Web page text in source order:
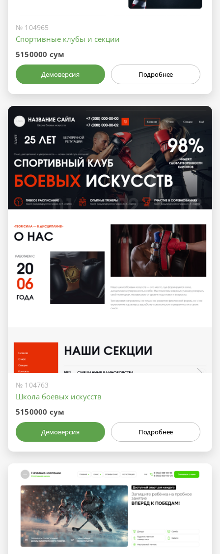
№ 104965
Спортивные клубы и секции
5150000 сум
Демоверсия Подробнее
№ 104763
Школа боевых искусств
5150000 сум
Демоверсия Подробнее